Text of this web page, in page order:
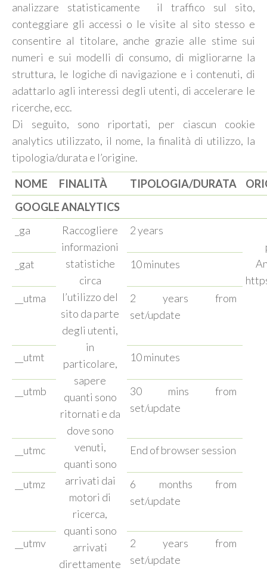
analizzare statisticamente il traffico sul sito,
conteggiare gli accessi o le visite al sito stesso e
consentire al titolare, anche grazie alle stime sui
numeri e sui modelli di consumo, di migliorarne la
struttura, le logiche di navigazione e i contenuti, di
adattarlo agli interessi degli utenti, di accelerare le
ricerche, ecc.
Di seguito, sono riportati, per ciascun cookie
analytics utilizzato, il nome, la finalità di utilizzo, la
tipologia/durata e l’origine.
NOME
FINALITÀ TIPOLOGIA/DURATA
GOOGLE ANALYTICS
_ga
Raccogliere
informazioni
statistiche
circa
l’utilizzo del
sito da parte
degli utenti,
in
particolare,
sapere
quanti sono
ritornati e da
dove sono
venuti,
quanti sono
arrivati dai
motori di
ricerca,
quanti sono
arrivati
direttamente
2 years
_gat 10 minutes
__utma
2 years from
set/update
__utmt 10 minutes
__utmb
30 mins from
set/update
__utmc End of browser session
__utmz
6 months from
set/update
__utmv
2 years from
set/update